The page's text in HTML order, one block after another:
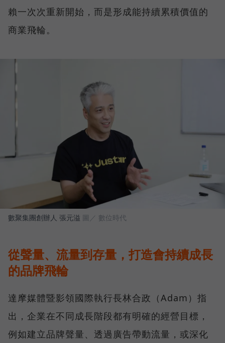
賴一次次重新開始，而是形成能持續累積價值的
商業飛輪。
數聚集團創辦人 張元溢 圖／ 數位時代
從聲量、流量到存量，打造會持續成長
的品牌飛輪
達摩媒體暨影領國際執行長林合政（Adam）指
出，企業在不同成長階段都有明確的經營目標，
例如建立品牌聲量、透過廣告帶動流量，或深化